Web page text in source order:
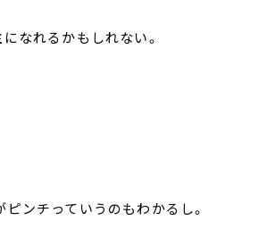
なれるかもしれない。
ンチっていうのもわかるし。